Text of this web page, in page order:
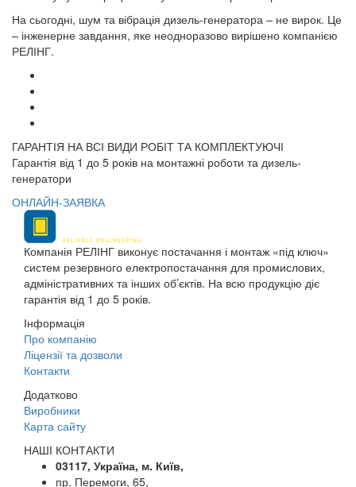
На сьогодні, шум та вібрація дизель-генератора – не вирок. Це
– інженерне завдання, яке неодноразово вирішено компанією
РЕЛІНГ.
ГАРАНТІЯ НА ВСІ ВИДИ РОБІТ ТА КОМПЛЕКТУЮЧІ
Гарантія від 1 до 5 років на монтажні роботи та дизель-
генератори
ОНЛАЙН-ЗАЯВКА
Компанія РЕЛІНГ виконує постачання і монтаж «під ключ»
систем резервного електропостачання для промислових,
адміністративних та інших об’єктів. На всю продукцію діє
гарантія від 1 до 5 років.
Інформація
Про компанію
Ліцензії та дозволи
Контакти
Додатково
Виробники
Карта сайту
НАШІ КОНТАКТИ
03117, Україна, м. Київ,
пр. Перемоги, 65,